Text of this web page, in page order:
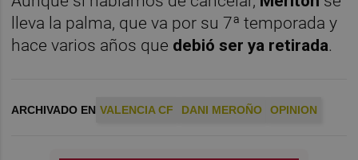
lleva la palma, que va por su 7ª temporada y
hace varios años que debió ser ya retirada.
ARCHIVADO EN VALENCIA CF DANI MEROÑO OPINION